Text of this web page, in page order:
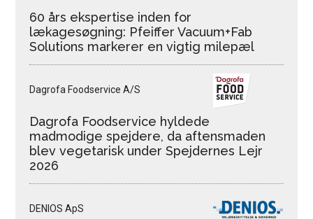
60 års ekspertise inden for
lækagesøgning: Pfeiffer Vacuum+Fab
Solutions markerer en vigtig milepæl
Dagrofa Foodservice A/S
Dagrofa Foodservice hyldede
madmodige spejdere, da aftensmaden
blev vegetarisk under Spejdernes Lejr
2026
DENIOS ApS